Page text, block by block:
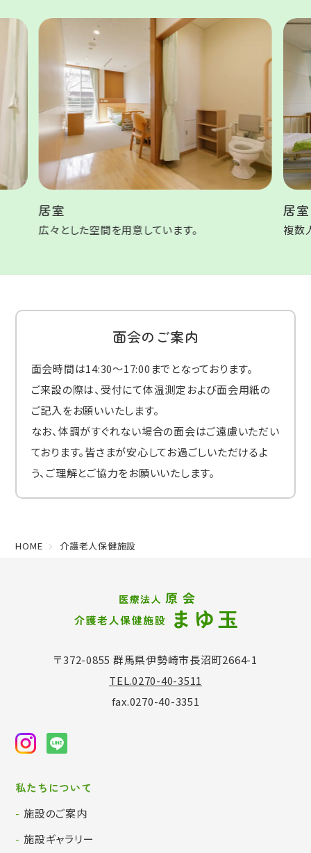
居室
広々とした空間を用意しています。
居
複数
面会のご案内
面会時間は14:30〜17:00までとなっております。
ご来設の際は、受付にて体温測定および面会用紙の
ご記入をお願いいたします。
なお、体調がすぐれない場合の面会はご遠慮いただい
ております。皆さまが安心してお過ごしいただけるよ
う、ご理解とご協力をお願いいたします。
HOME 介護老人保健施設
〒372-0855 群馬県伊勢崎市長沼町2664-1
TEL.0270-40-3511
fax.0270-40-3351
私たちについて
施設のご案内
施設ギャラリー